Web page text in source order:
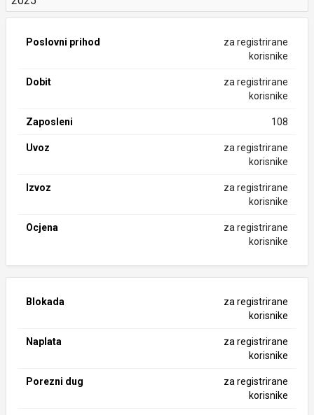
Poslovni prihod
za registrirane
korisnike
Dobit
za registrirane
korisnike
Zaposleni 108
Uvoz
za registrirane
korisnike
Izvoz
za registrirane
korisnike
Ocjena
za registrirane
korisnike
Blokada
za registrirane
korisnike
Naplata
za registrirane
korisnike
Porezni dug
za registrirane
korisnike